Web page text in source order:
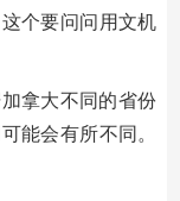
个要问问用文机
拿大不同的省份
能会有所不同。